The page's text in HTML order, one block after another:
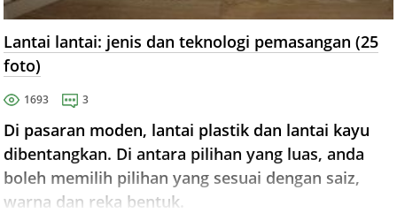
Lantai lantai: jenis dan teknologi pemasangan (25
foto)
1693 3
Di pasaran moden, lantai plastik dan lantai kayu
dibentangkan. Di antara pilihan yang luas, anda
boleh memilih pilihan yang sesuai dengan saiz,
warna dan reka bentuk.